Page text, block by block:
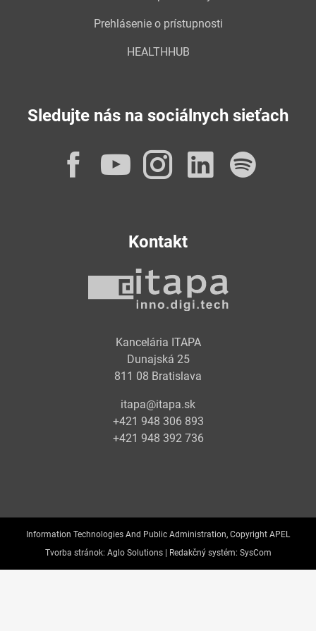
Prehlásenie o prístupnosti
HEALTHHUB
Sledujte nás na sociálnych sieťach
Facebook
YouTube
Instagram
Kontakt
Kancelária ITAPA
Dunajská 25
811 08 Bratislava
itapa@itapa.sk
+421 948 306 893
+421 948 392 736
Information Technologies And Public Administration, Copyright APEL
Tvorba stránok: Aglo Solutions | Redakčný systém: SysCom